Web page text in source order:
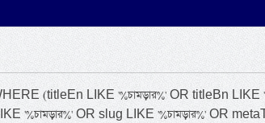
(titleEn LIKE '%চামড়ার%' OR titleBn LIKE
'%চামড়ার%' OR slug LIKE '%চামড়ার%' OR